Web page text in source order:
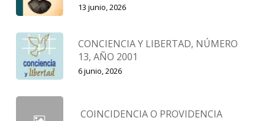
13 junio, 2026
CONCIENCIA Y LIBERTAD, NÚMERO
13, AÑO 2001
6 junio, 2026
COINCIDENCIA O PROVIDENCIA